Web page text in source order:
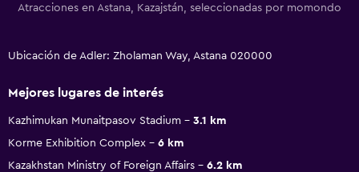
Atracciones en Astana, Kazajstán, seleccionadas por momondo
Ubicación de Adler: Zholaman Way, Astana 020000
Mejores lugares de interés
Kazhimukan Munaitpasov Stadium
3.1 km
Korme Exhibition Complex
6 km
Kazakhstan Ministry of Foreign Affairs
6.2 km